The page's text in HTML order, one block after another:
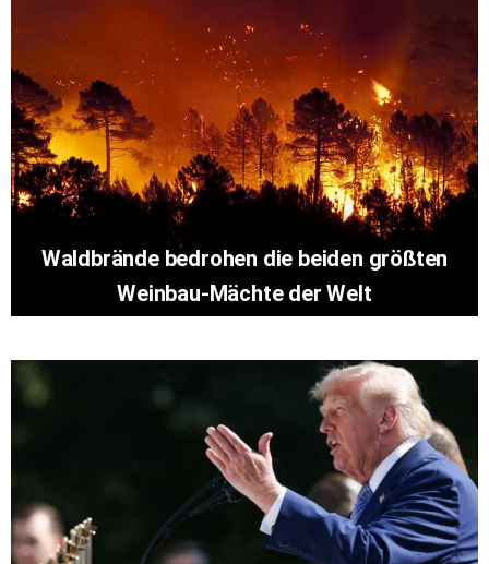
Waldbrände bedrohen die beiden größten
Weinbau-Mächte der Welt